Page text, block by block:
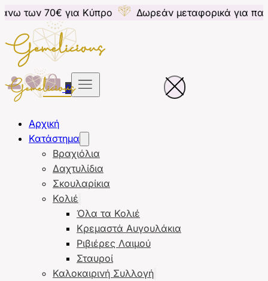
για Κύπρο Δωρεάν μεταφορικά για παραγγελίες
0
Αρχική
Κατάστημα
Βραχιόλια
Δαχτυλίδια
Σκουλαρίκια
Κολιέ
Όλα τα Κολιέ
Κρεμαστά Αυγουλάκια
Ριβιέρες Λαιμού
Σταυροί
Καλοκαιρινή Συλλογή